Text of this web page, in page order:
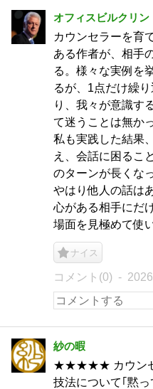
オフィスビルクリン
カウンセラーを育
ある作者が、相手
る。様々な実例を
るが、1点だけ繰
り、我々が意識す
て迷うことは無か
私も実践した結果
え、会話に困るこ
のターンが長くな
やはり他人の話は
心がある相手にだ
場面を見極めて使
ナイス
コメント(0)
紗の暇
★★★★★ カウンセ
技法について｢黙